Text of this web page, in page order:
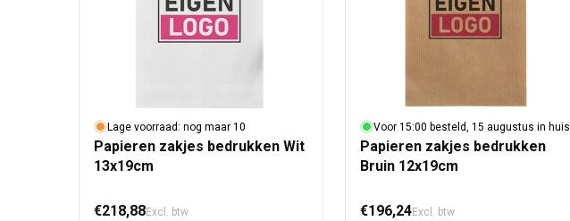
Lage voorraad: nog maar 10
Papieren zakjes bedrukken Wit
13x19cm
Normale prijs
€218,88Excl. btw
Voor 15:00 besteld, 15 augustus in huis
Papieren zakjes bedrukken
Bruin 12x19cm
Normale prijs
€196,24Excl. btw